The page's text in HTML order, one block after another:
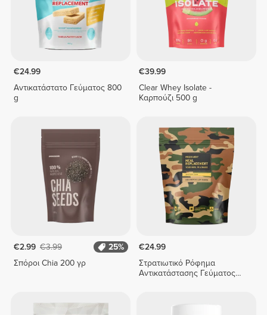
€24.99
Αντικατάστατο Γεύματος 800
g
€39.99
Clear Whey Isolate -
Καρπούζι 500 g
€2.99 €3.99
25%
Σπόροι Chia 200 γρ
€24.99
Στρατιωτικό Ρόφημα
Αντικατάστασης Γεύματος